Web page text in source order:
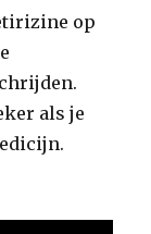
op
als je